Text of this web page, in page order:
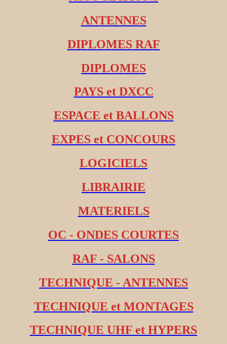
ANTENNES
DIPLOMES RAF
DIPLOMES
PAYS et DXCC
ESPACE et BALLONS
EXPES et CONCOURS
LOGICIELS
LIBRAIRIE
MATERIELS
OC - ONDES COURTES
RAF - SALONS
TECHNIQUE - ANTENNES
TECHNIQUE et MONTAGES
TECHNIQUE UHF et HYPERS